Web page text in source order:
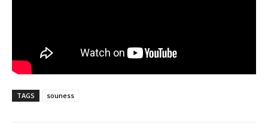
TAGS souness